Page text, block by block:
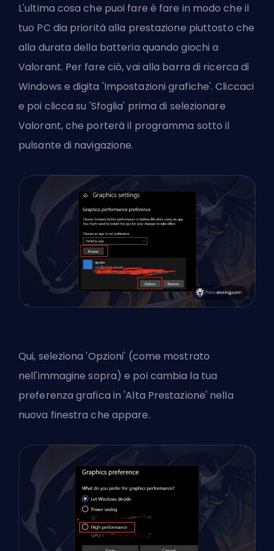
L'ultima cosa che puoi fare è fare in modo che il
tuo PC dia priorità alla prestazione piuttosto che
alla durata della batteria quando giochi a
Valorant. Per fare ciò, vai alla barra di ricerca di
Windows e digita 'Impostazioni grafiche'. Cliccaci
e poi clicca su 'Sfoglia' prima di selezionare
Valorant, che porterà il programma sotto il
pulsante di navigazione.
Qui, seleziona 'Opzioni' (come mostrato
nell'immagine sopra) e poi cambia la tua
preferenza grafica in 'Alta Prestazione' nella
nuova finestra che appare.